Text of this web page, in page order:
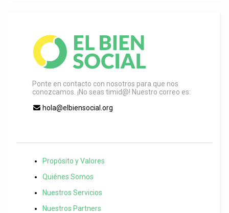
Ponte en contacto con nosotros para que nos
conozcamos. ¡No seas timid@! Nuestro correo es:
hola@elbiensocial.org
Propósito y Valores
Quiénes Somos
Nuestros Servicios
Nuestros Partners